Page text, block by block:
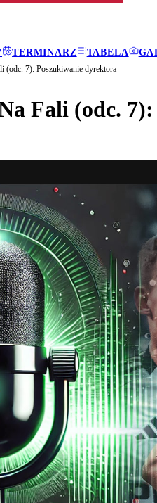
TERMINARZ TABELA
(odc. 7): Poszukiwanie dyrektora
Fali (odc.